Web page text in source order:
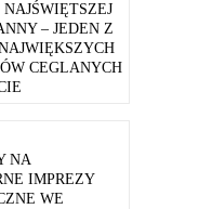
– JEDEN Z
CEGLANYCH
NA
IMPREZY
WE